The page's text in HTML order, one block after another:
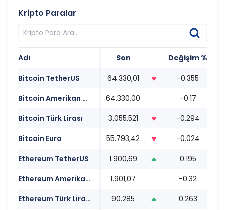
Kripto Paralar
Adı Son Değişim %
Bitcoin TetherUS
64.330,01 -0.355
Bitcoin Amerikan Doları
64.330,00 -0.17
Bitcoin Türk Lirası
3.055.521 -0.294
Bitcoin Euro
55.793,42 -0.024
Ethereum TetherUS
1.900,69 0.195
Ethereum Amerikan Doları
1.901,07 -0.32
Ethereum Türk Lirası
90.285 0.263